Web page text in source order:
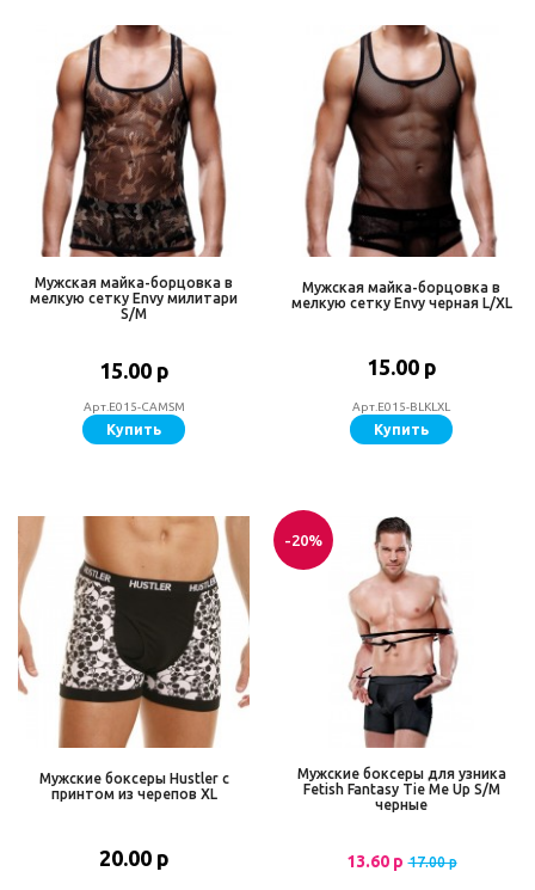
Мужская майка-борцовка в
мелкую сетку Envy милитари
S/M
15.00 р
Арт.E015-CAMSM
Купить
Мужская майка-борцовка в
мелкую сетку Envy черная L/XL
15.00 р
Арт.E015-BLKLXL
Купить
Мужские боксеры Hustler с
принтом из черепов XL
20.00 р
-20%
Мужские боксеры для узника
Fetish Fantasy Tie Me Up S/M
черные
13.60 р 17.00 р